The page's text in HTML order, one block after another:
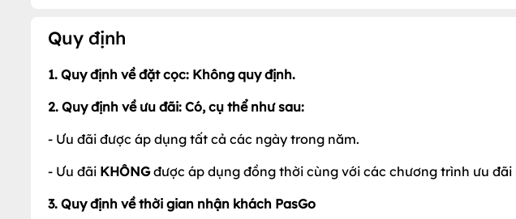
Quy định
1. Quy định về đặt cọc: Không quy định.
2. Quy định về ưu đãi: Có, cụ thể như sau:
- Ưu đãi được áp dụng tất cả các ngày trong năm.
- Ưu đãi KHÔNGđược áp dụng đồng thời cùng với các chương trình ưu đãi
3. Quy định về thời gian nhận khách PasGo